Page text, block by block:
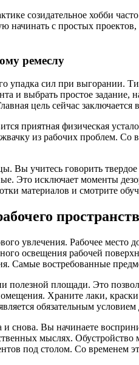
созидательное хобби
начинать с простых
ремеслу
упадка сил при выгорании.
и выбрать простое
цель сейчас
приятная физическая
из рабочих проблем.
Вы учитесь говорить
Это исключает моменты
материалов и смотрите
увлечения. Рабочее
освещения рабочей
Самые востребованные
площади. Это
Храните лаки,
обязательным
и снова. Вы начинаете
мыслях.
под столом. Со временем